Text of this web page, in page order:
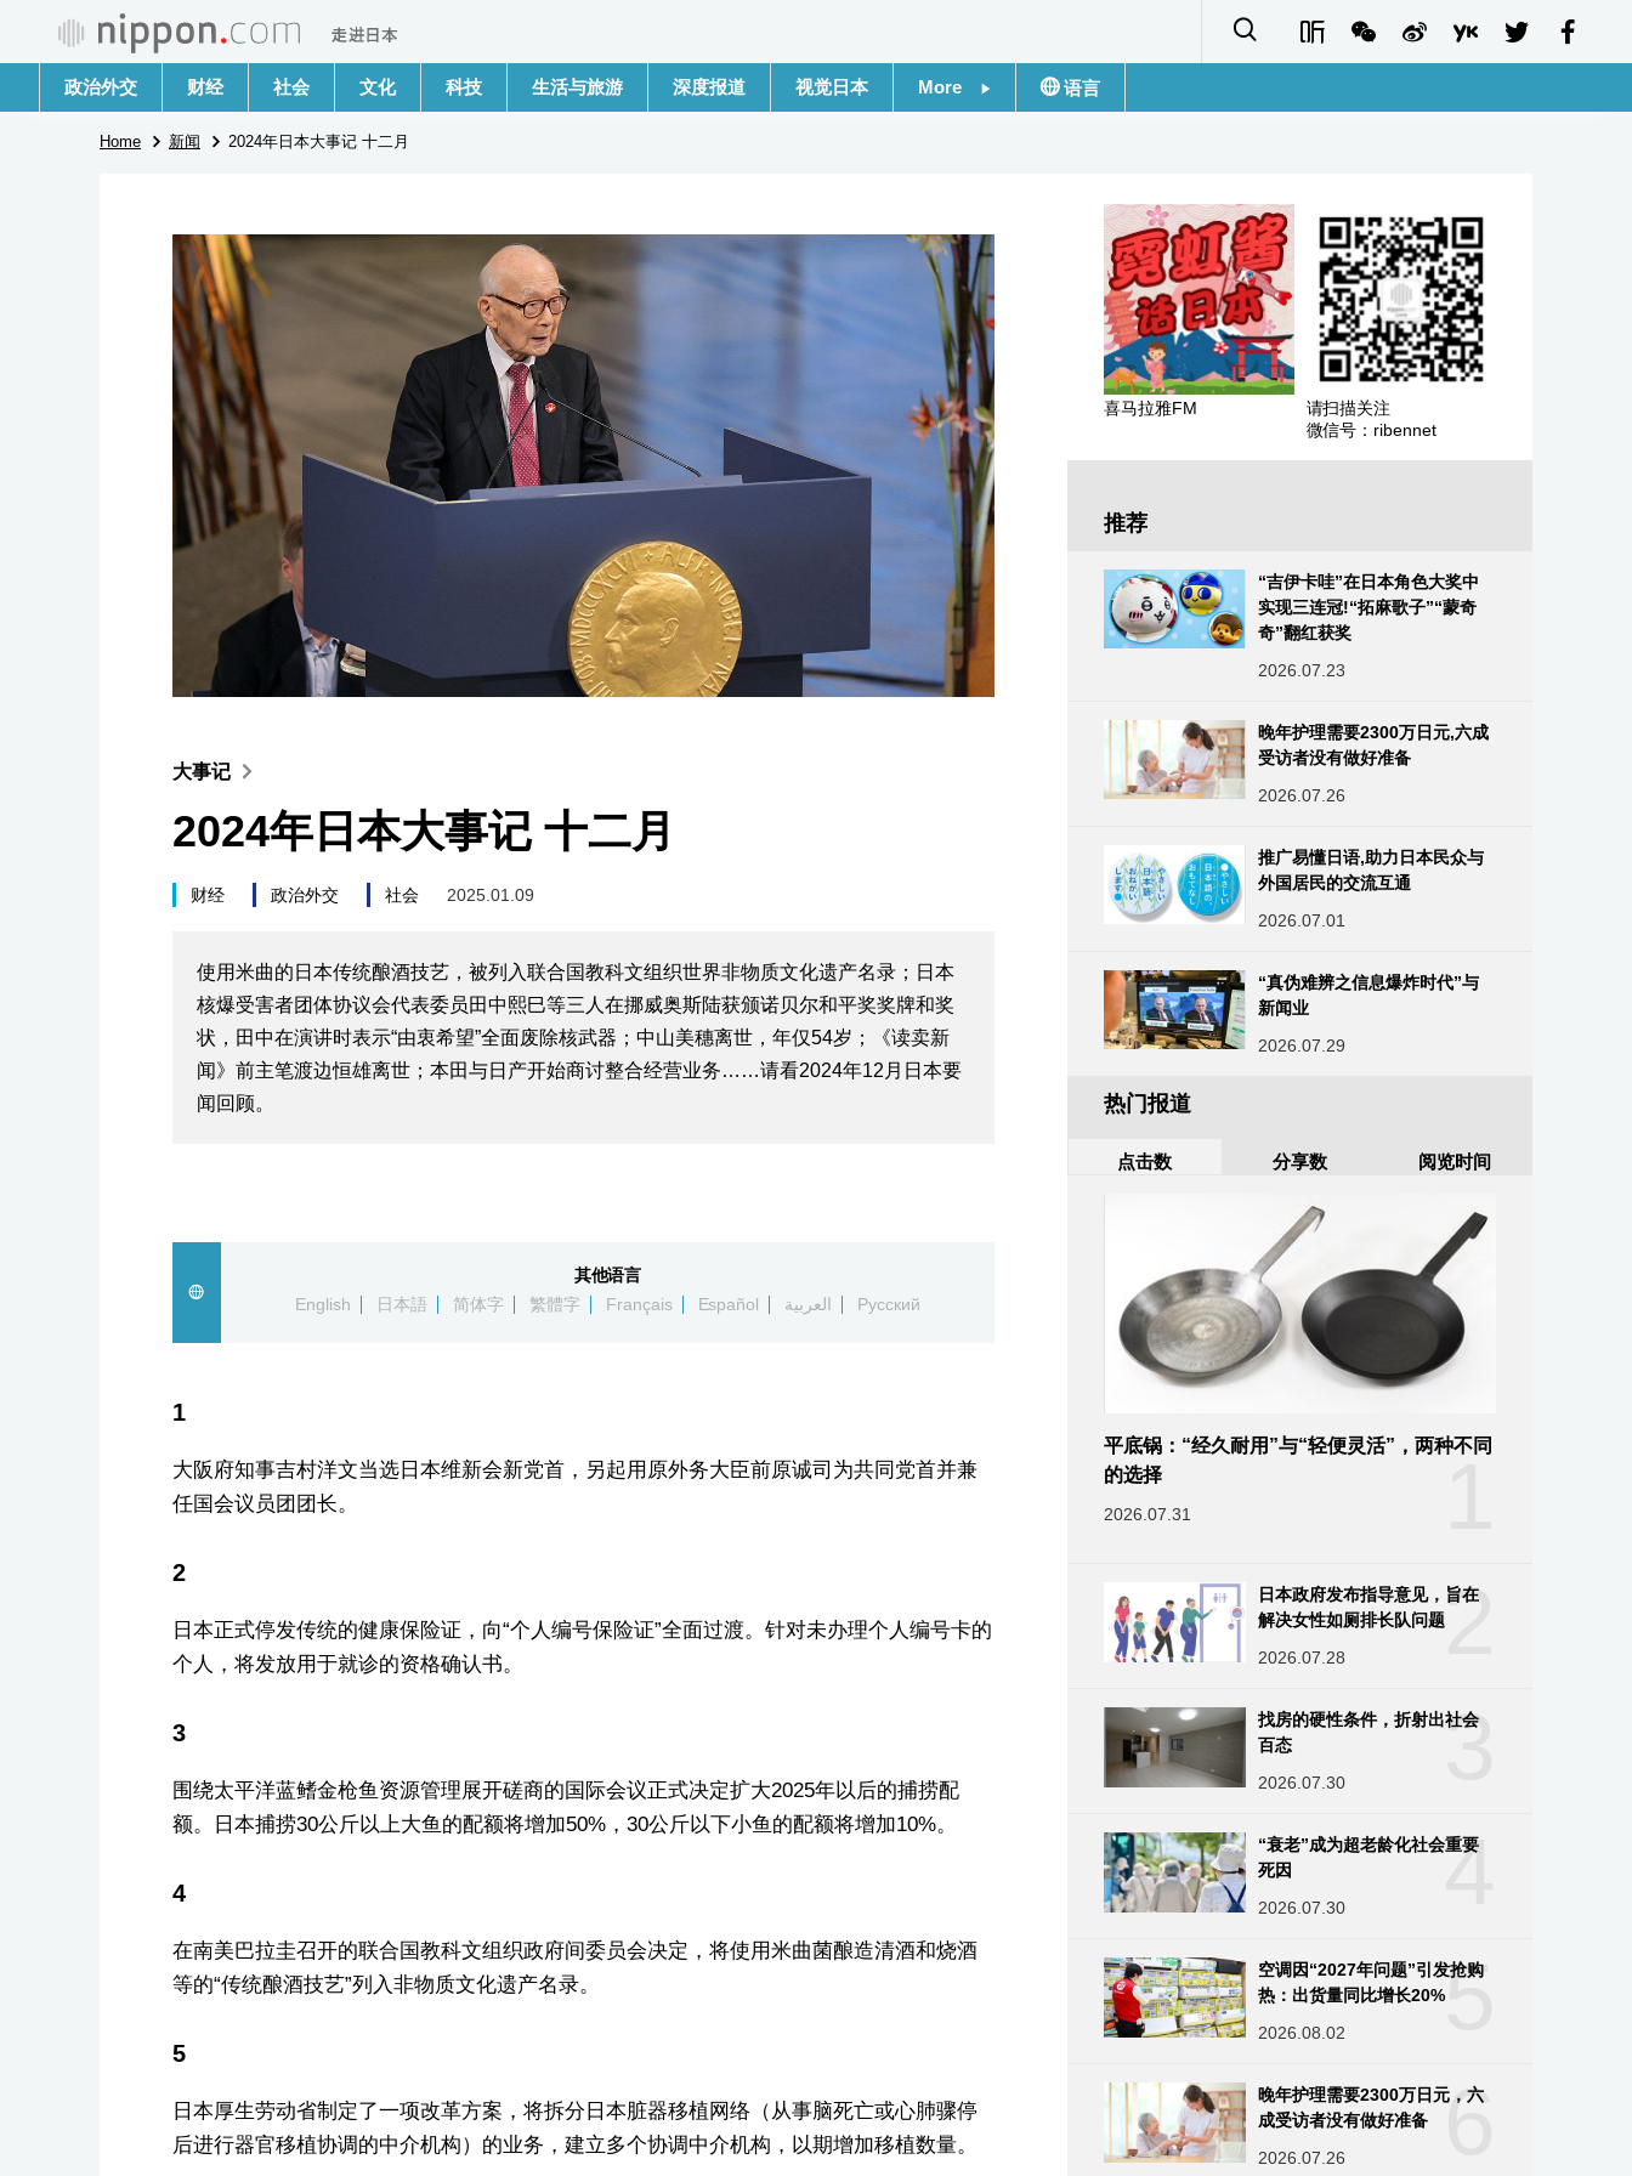
政治外交 财经 社会 文化 科技 生活与旅游 深度报道 视觉日本 More
日本信息库
日本一瞥
人物访谈
东京
编辑部通知
语言
Français
Español
Русский
Home 新闻 2024年日本大事记 十二月
大事记
2024年日本大事记 十二月
财经 政治外交 社会 2025.01.09
使用米曲的日本传统酿酒技艺，被列入联合国教科文组织世界非物质文化遗产名录；日本
核爆受害者团体协议会代表委员田中熙巳等三人在挪威奥斯陆获颁诺贝尔和平奖奖牌和奖
状，田中在演讲时表示“由衷希望”全面废除核武器；中山美穗离世，年仅54岁；《读卖新
闻》前主笔渡边恒雄离世；本田与日产开始商讨整合经营业务……请看2024年12月日本要
闻回顾。
其他语言
English
日本語 简体字 繁體字 Français Español العربية Русский
1
大阪府知事吉村洋文当选日本维新会新党首，另起用原外务大臣前原诚司为共同党首并兼
任国会议员团团长。
2
日本正式停发传统的健康保险证，向“个人编号保险证”全面过渡。针对未办理个人编号卡的
个人，将发放用于就诊的资格确认书。
3
围绕太平洋蓝鳍金枪鱼资源管理展开磋商的国际会议正式决定扩大2025年以后的捕捞配
额。日本捕捞30公斤以上大鱼的配额将增加50%，30公斤以下小鱼的配额将增加10%。
4
在南美巴拉圭召开的联合国教科文组织政府间委员会决定，将使用米曲菌酿造清酒和烧酒
等的“传统酿酒技艺”列入非物质文化遗产名录。
5
日本厚生劳动省制定了一项改革方案，将拆分日本脏器移植网络（从事脑死亡或心肺骤停
后进行器官移植协调的中介机构）的业务，建立多个协调中介机构，以期增加移植数量。
喜马拉雅FM
请扫描关注
微信号：ribennet
推荐
“吉伊卡哇”在日本角色大奖中
实现三连冠!“拓麻歌子”“蒙奇
奇”翻红获奖
2026.07.23
晚年护理需要2300万日元,六成
受访者没有做好准备
2026.07.26
推广易懂日语,助力日本民众与
外国居民的交流互通
2026.07.01
“真伪难辨之信息爆炸时代”与
新闻业
2026.07.29
热门报道
点击数 分享数 阅览时间
平底锅：“经久耐用”与“轻便灵活”，两种不同
的选择
2026.07.31
2
日本政府发布指导意见，旨在
解决女性如厕排长队问题
2026.07.28
3
找房的硬性条件，折射出社会
百态
2026.07.30
4
“衰老”成为超老龄化社会重要
死因
2026.07.30
5
空调因“2027年问题”引发抢购
热：出货量同比增长20%
2026.08.02
6
晚年护理需要2300万日元，六
成受访者没有做好准备
2026.07.26